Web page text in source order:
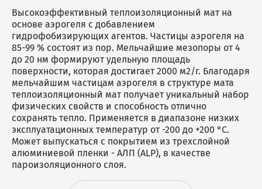
Высокоэффективный теплоизоляционный мат на
основе аэрогеля с добавлением
гидрофобизирующих агентов. Частицы аэрогеля на
85-99 % состоят из пор. Мельчайшие мезопоры от 4
до 20 нм формируют удельную площадь
поверхности, которая достигает 2000 м2/г. Благодаря
мельчайшим частицам аэрогеля в структуре мата
теплоизоляционный мат получает уникальный набор
физических свойств и способность отлично
сохранять тепло. Применяется в диапазоне низких
эксплуатационных температур от -200 до +200 °C.
Может выпускаться с покрытием из трехслойной
алюминиевой пленки - АЛП (ALP), в качестве
пароизоляционного слоя.